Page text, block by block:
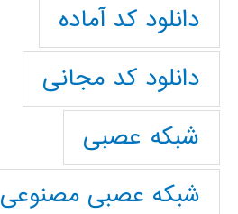
دانلود کد آماده
دانلود کد مجانی
شبکه عصبی
شبکه عصبی مصنوعی